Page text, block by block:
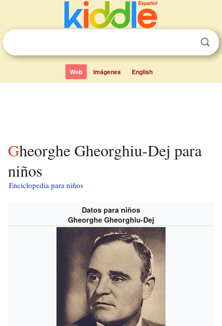
Web Imágenes English
Gheorghe Gheorghiu-Dej para
niños
Enciclopedia para niños
Datos para niños
Gheorghe Gheorghiu-Dej